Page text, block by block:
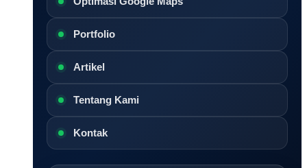
Portfolio
Artikel
Tentang Kami
Kontak